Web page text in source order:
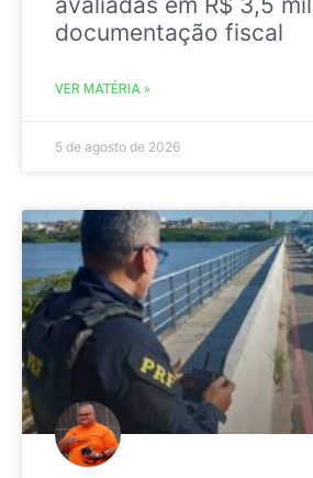
documentação fiscal
VER MATÉRIA »
5 de agosto de 2026